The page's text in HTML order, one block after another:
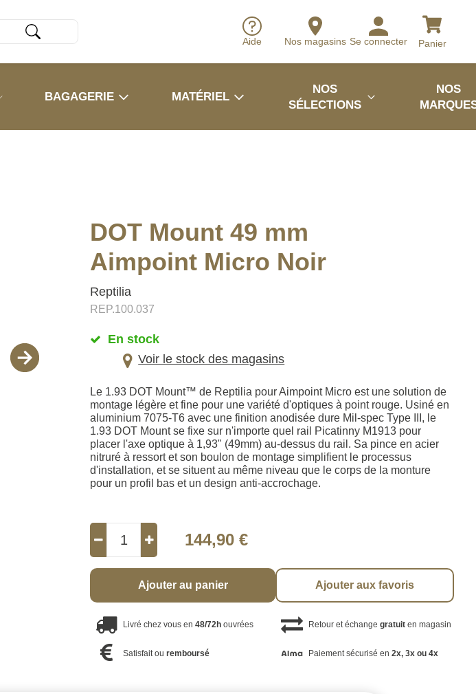
Aide Nos magasins Se connecter Panier
BAGAGERIE MATÉRIEL
NOS
SÉLECTIONS
NOS
DOT Mount 49 mm
Aimpoint Micro Noir
Reptilia
REP.100.037
En stock
Voir le stock des magasins
Le 1.93 DOT Mount™ de Reptilia pour Aimpoint Micro est une solution de
montage légère et fine pour une variété d'optiques à point rouge. Usiné en
aluminium 7075-T6 avec une finition anodisée dure Mil-spec Type III, le
1.93 DOT Mount se fixe sur n'importe quel rail Picatinny M1913 pour
placer l'axe optique à 1,93" (49mm) au-dessus du rail. Sa pince en acier
nitruré à ressort et son boulon de montage simplifient le processus
d'installation, et se situent au même niveau que le corps de la monture
pour un profil bas et un design anti-accrochage.
144,90 €
Ajouter au panier Ajouter aux favoris
Livré chez vous en48/72h ouvrées Retour et échange gratuiten magasin
Satisfait ouremboursé Paiement sécurisé en 2x, 3x ou 4x